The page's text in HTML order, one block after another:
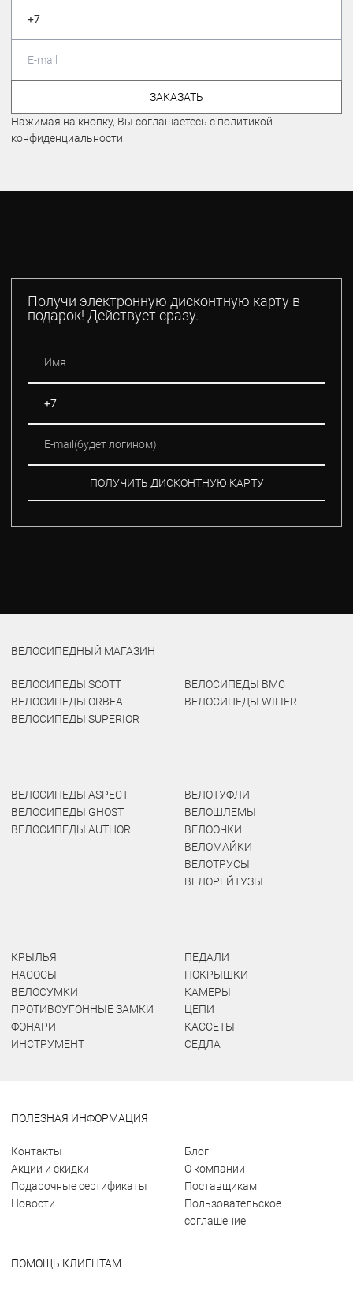
ЗАКАЗАТЬ
Нажимая на кнопку, Вы соглашаетесь с политикой
конфиденциальности
Получи электронную дисконтную карту в
подарок! Действует сразу.
ПОЛУЧИТЬ ДИСКОНТНУЮ КАРТУ
ВЕЛОСИПЕДНЫЙ МАГАЗИН
ВЕЛОСИПЕДЫ SCOTT
ВЕЛОСИПЕДЫ ORBEA
ВЕЛОСИПЕДЫ SUPERIOR
ВЕЛОСИПЕДЫ BMC
ВЕЛОСИПЕДЫ WILIER
ВЕЛОСИПЕДЫ ASPECT
ВЕЛОСИПЕДЫ GHOST
ВЕЛОСИПЕДЫ AUTHOR
ВЕЛОТУФЛИ
ВЕЛОШЛЕМЫ
ВЕЛООЧКИ
ВЕЛОМАЙКИ
ВЕЛОТРУСЫ
ВЕЛОРЕЙТУЗЫ
КРЫЛЬЯ
НАСОСЫ
ВЕЛОСУМКИ
ПРОТИВОУГОННЫЕ ЗАМКИ
ФОНАРИ
ИНСТРУМЕНТ
ПЕДАЛИ
ПОКРЫШКИ
КАМЕРЫ
ЦЕПИ
КАССЕТЫ
СЕДЛА
ПОЛЕЗНАЯ ИНФОРМАЦИЯ
Контакты
Акции и скидки
Подарочные сертификаты
Новости
Блог
О компании
Поставщикам
Пользовательское
соглашение
ПОМОЩЬ КЛИЕНТАМ